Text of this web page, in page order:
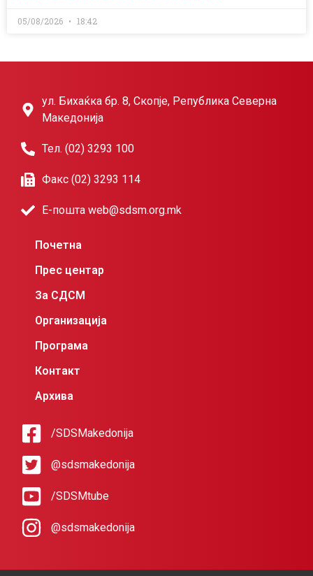
05/08/2026 18:42
ул. Бихаќка бр. 8, Скопје, Република Северна
Македонија
Тел. (02) 3293 100
Факс (02) 3293 114
Е-пошта web@sdsm.org.mk
Почетна
Прес центар
За СДСМ
Организација
Програма
Контакт
Архива
/SDSMakedonija
@sdsmakedonija
/SDSMtube
@sdsmakedonija